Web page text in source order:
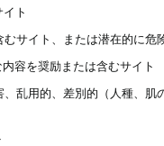
ト
サイト、または潜在的に
容を奨励または含むサイト
乱用的、差別的（人種、